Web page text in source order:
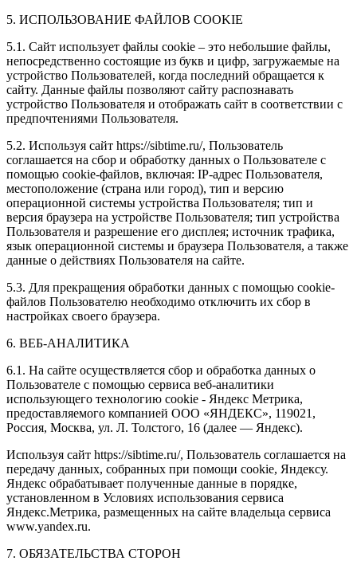
5. ИСПОЛЬЗОВАНИЕ ФАЙЛОВ COOKIE
5.1. Сайт использует файлы cookie – это небольшие файлы,
непосредственно состоящие из букв и цифр, загружаемые на
устройство Пользователей, когда последний обращается к
сайту. Данные файлы позволяют сайту распознавать
устройство Пользователя и отображать сайт в соответствии с
предпочтениями Пользователя.
5.2. Используя сайт https://sibtime.ru/, Пользователь
соглашается на сбор и обработку данных о Пользователе с
помощью cookie-файлов, включая: IP-адрес Пользователя,
местоположение (страна или город), тип и версию
операционной системы устройства Пользователя; тип и
версия браузера на устройстве Пользователя; тип устройства
Пользователя и разрешение его дисплея; источник трафика,
язык операционной системы и браузера Пользователя, а также
данные о действиях Пользователя на сайте.
5.3. Для прекращения обработки данных с помощью cookie-
файлов Пользователю необходимо отключить их сбор в
настройках своего браузера.
6. ВЕБ-АНАЛИТИКА
6.1. На сайте осуществляется сбор и обработка данных о
Пользователе с помощью сервиса веб-аналитики
использующего технологию cookie - Яндекс Метрика,
предоставляемого компанией ООО «ЯНДЕКС», 119021,
Россия, Москва, ул. Л. Толстого, 16 (далее — Яндекс).
Используя сайт https://sibtime.ru/, Пользователь соглашается на
передачу данных, собранных при помощи cookie, Яндексу.
Яндекс обрабатывает полученные данные в порядке,
установленном в Условиях использования сервиса
Яндекс.Метрика, размещенных на сайте владельца сервиса
www.yandex.ru.
7. ОБЯЗАТЕЛЬСТВА СТОРОН